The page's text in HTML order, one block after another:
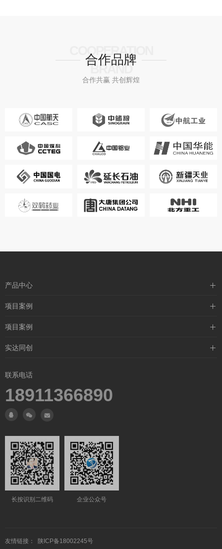
合作品牌
COOPERATION
BRAND
合作共赢 共创辉煌
产品中心
压力仪表
温度仪表
项目案例
石油行业案例
钢铁行业案例
项目案例
交通行业案例
食品行业案例
仪表行业应用
实达同创
生产车间
厂房设备
联系电话
18911366890
长按识别二维码 企业公众号
友情链接：
陕ICP备18002245号